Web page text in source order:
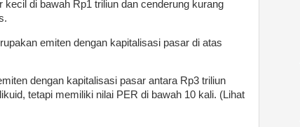
di bawah Rp1 triliun dan cenderung kurang
emiten dengan kapitalisasi pasar di atas
dengan kapitalisasi pasar antara Rp3 triliun
tetapi memiliki nilai PER di bawah 10 kali. (Lihat